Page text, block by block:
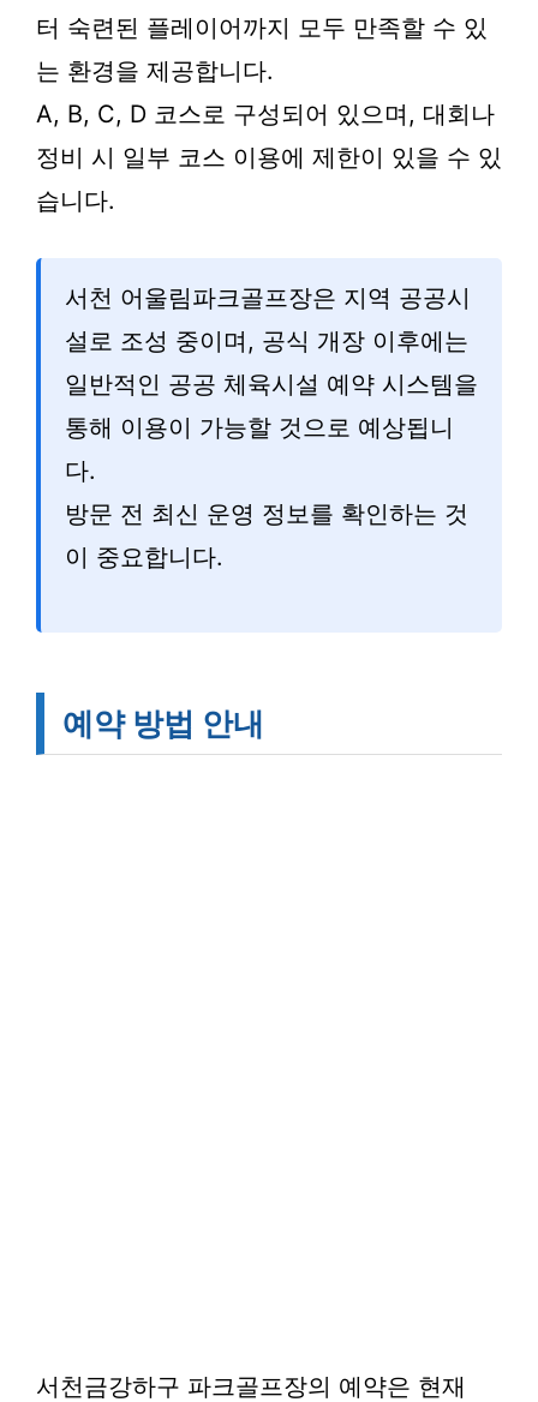
터 숙련된 플레이어까지 모두 만족할 수 있
는 환경을 제공합니다.
A, B, C, D 코스로 구성되어 있으며, 대회나
정비 시 일부 코스 이용에 제한이 있을 수 있
습니다.
서천 어울림파크골프장은 지역 공공시
설로 조성 중이며, 공식 개장 이후에는
일반적인 공공 체육시설 예약 시스템을
통해 이용이 가능할 것으로 예상됩니
다.
방문 전 최신 운영 정보를 확인하는 것
이 중요합니다.
예약 방법 안내
서천금강하구 파크골프장의 예약은 현재